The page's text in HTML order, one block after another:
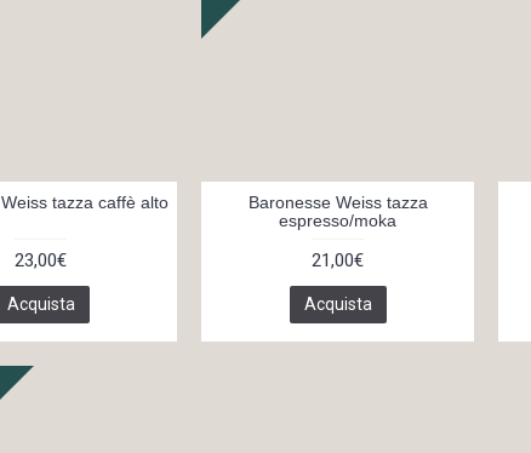
tazza caffè alto
23,00€
Acquista
Baronesse Weiss tazza
espresso/moka
21,00€
Acquista